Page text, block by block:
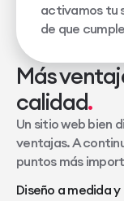
Más
calidad
Un sitio web bien
ventajas. A
puntos más
Diseño a medida
activamos tu
de que